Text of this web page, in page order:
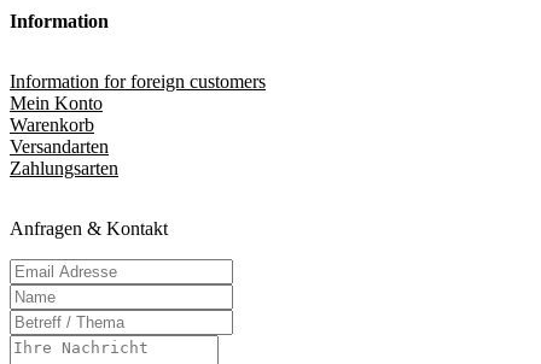
Information
Information for foreign customers
Mein Konto
Warenkorb
Versandarten
Zahlungsarten
Anfragen & Kontakt